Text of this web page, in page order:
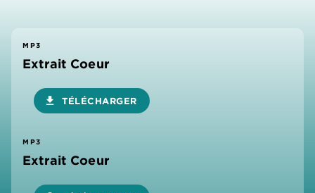
MP3
Extrait Coeur
download TÉLÉCHARGER
MP3
Extrait Coeur